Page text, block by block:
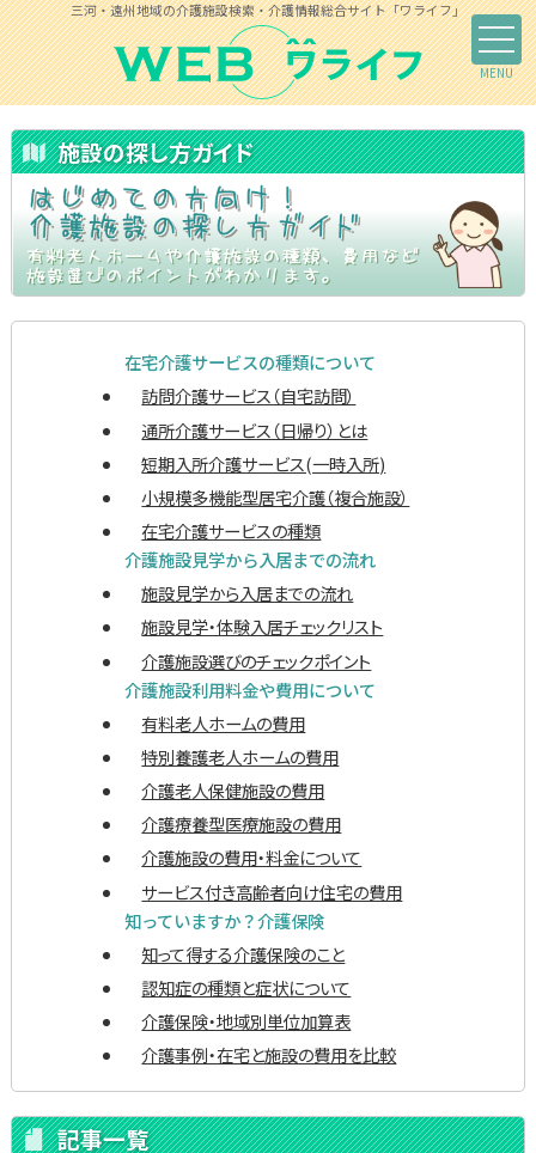
三河・遠州地域の介護施設検索・介護情報総合サイト「ワライフ」
施設の探し方ガイド
在宅介護サービスの種類について
訪問介護サービス（自宅訪問）
通所介護サービス（日帰り）とは
短期入所介護サービス(一時入所)
小規模多機能型居宅介護（複合施設）
在宅介護サービスの種類
介護施設見学から入居までの流れ
施設見学から入居までの流れ
施設見学・体験入居チェックリスト
介護施設選びのチェックポイント
介護施設利用料金や費用について
有料老人ホームの費用
特別養護老人ホームの費用
介護老人保健施設の費用
介護療養型医療施設の費用
介護施設の費用・料金について
サービス付き高齢者向け住宅の費用
知っていますか？介護保険
知って得する介護保険のこと
認知症の種類と症状について
介護保険・地域別単位加算表
介護事例・在宅と施設の費用を比較
記事一覧